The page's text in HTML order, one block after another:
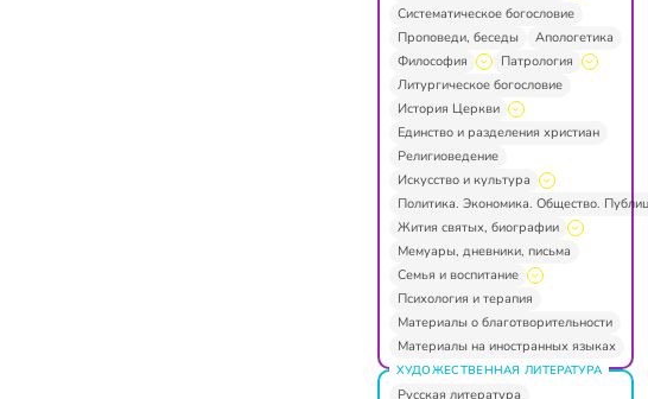
Систематическое богословие
Проповеди, беседы
Апологетика
Философия
Патрология
Литургическое богословие
История Церкви
Единство и разделения христиан
Религиоведение
Искусство и культура
Политика. Экономика. Общество.
Жития святых, биографии
Мемуары, дневники, письма
Семья и воспитание
Психология и терапия
Материалы о благотворительности
Материалы на иностранных языках
ХУДОЖЕСТВЕННАЯ ЛИТЕРАТУРА
Русская литература